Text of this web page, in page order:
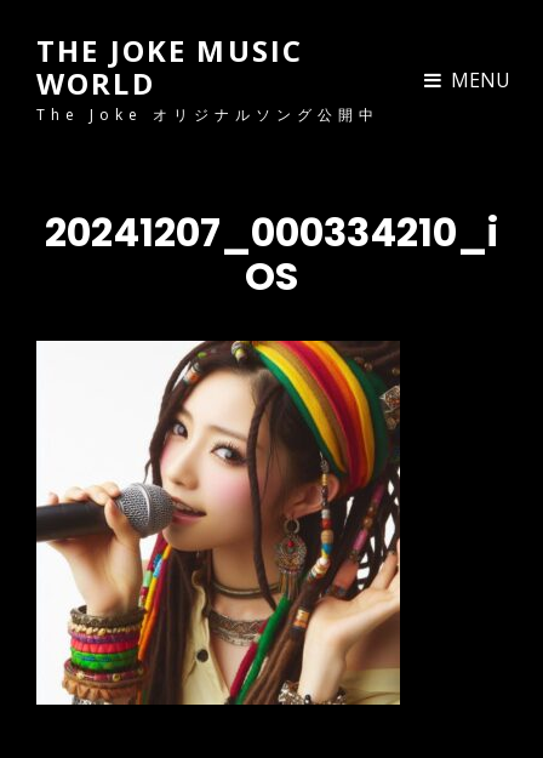
THE JOKE MUSIC
WORLD
The Joke オリジナルソング公開中
MENU
20241207_000334210_i
OS